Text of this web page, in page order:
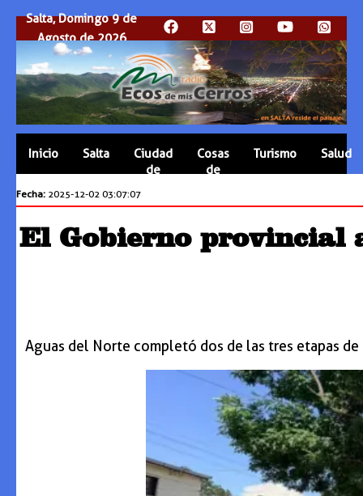
Salta, Domingo 9 de
Agosto de 2026
Inicio Salta
Ciudad
de
Cosas
de
Turismo Salud
Fecha: 2025-12-02 03:07:07
El Gobierno provincial
Aguas del Norte completó dos de las tres etapas